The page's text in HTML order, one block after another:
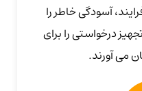
آسودگی خاطر را
درخواستی را برای
می آورند.